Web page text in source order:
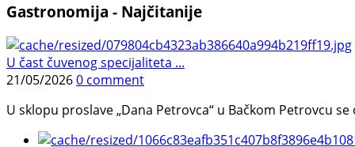
Gastronomija - Najčitanije
U čast čuvenog specijaliteta ...
21/05/20260 comment
U sklopu proslave „Dana Petrovca“ u Bačkom Petrovcu